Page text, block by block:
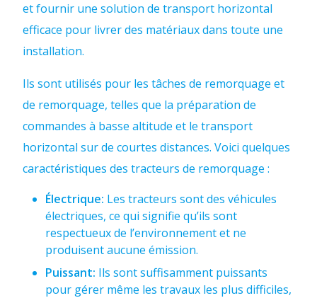
et fournir une solution de transport horizontal
efficace pour livrer des matériaux dans toute une
installation.
Ils sont utilisés pour les tâches de remorquage et
de remorquage, telles que la préparation de
commandes à basse altitude et le transport
horizontal sur de courtes distances. Voici quelques
caractéristiques des tracteurs de remorquage :
Électrique: Les tracteurs sont des véhicules
électriques, ce qui signifie qu’ils sont
respectueux de l’environnement et ne
produisent aucune émission.
Puissant: Ils sont suffisamment puissants
pour gérer même les travaux les plus difficiles,